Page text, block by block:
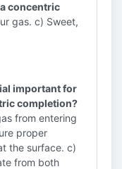
concentric
gas. c) Sweet,
important for
completion?
from entering
proper
the surface. c)
from both